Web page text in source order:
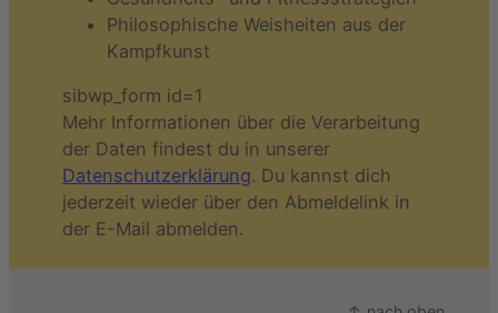
Philosophische Weisheiten aus der
Kampfkunst
sibwp_form id=1
Mehr Informationen über die Verarbeitung
der Daten findest du in unserer
Datenschutzerklärung. Du kannst dich
jederzeit wieder über den Abmeldelink in
der E-Mail abmelden.